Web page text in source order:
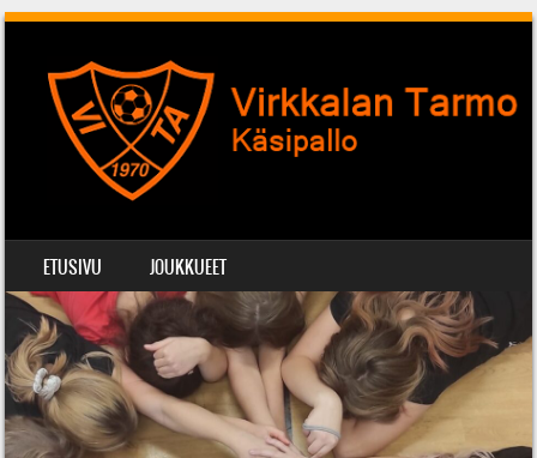
VALIKKO
SIIRRY SISÄLTÖÖN
ETUSIVU JOUKKUEET